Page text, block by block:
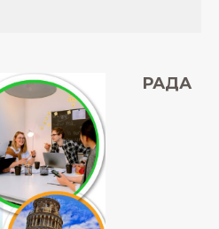
РАДА